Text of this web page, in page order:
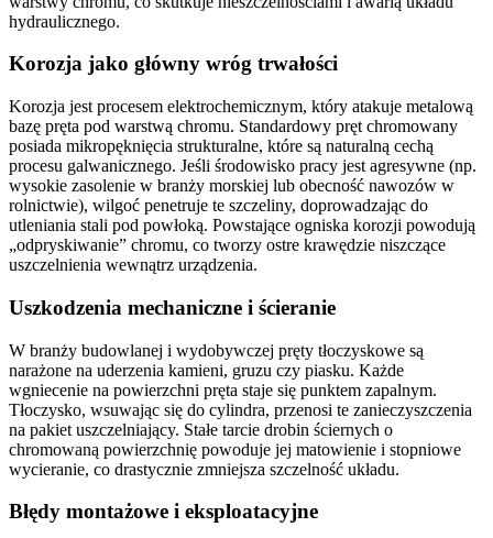
hydraulicznego.
Korozja jako główny wróg trwałości
Korozja jest procesem elektrochemicznym, który atakuje metalową
bazę pręta pod warstwą chromu. Standardowy pręt chromowany
posiada mikropęknięcia strukturalne, które są naturalną cechą
procesu galwanicznego. Jeśli środowisko pracy jest agresywne (np.
wysokie zasolenie w branży morskiej lub obecność nawozów w
rolnictwie), wilgoć penetruje te szczeliny, doprowadzając do
utleniania stali pod powłoką. Powstające ogniska korozji powodują
„odpryskiwanie” chromu, co tworzy ostre krawędzie niszczące
uszczelnienia wewnątrz urządzenia.
Uszkodzenia mechaniczne i ścieranie
W branży budowlanej i wydobywczej pręty tłoczyskowe są
narażone na uderzenia kamieni, gruzu czy piasku. Każde
wgniecenie na powierzchni pręta staje się punktem zapalnym.
Tłoczysko, wsuwając się do cylindra, przenosi te zanieczyszczenia
na pakiet uszczelniający. Stałe tarcie drobin ściernych o
chromowaną powierzchnię powoduje jej matowienie i stopniowe
wycieranie, co drastycznie zmniejsza szczelność układu.
Błędy montażowe i eksploatacyjne